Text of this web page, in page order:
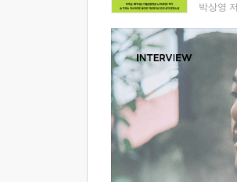
박상영 저